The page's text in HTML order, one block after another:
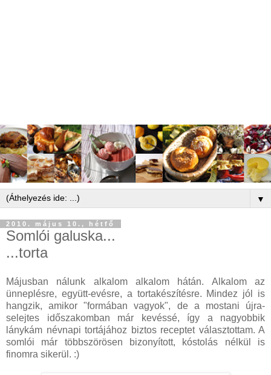
▼
2010. május 10., hétfő
Somlói galuska...
...torta
Májusban nálunk alkalom alkalom hátán. Alkalom az
ünneplésre, együtt-evésre, a tortakészítésre. Mindez jól is
hangzik, amikor "formában vagyok", de a mostani újra-
selejtes időszakomban már kevéssé, így a nagyobbik
lánykám névnapi tortájához biztos receptet választottam. A
somlói már többszörösen bizonyított, kóstolás nélkül is
finomra sikerül. :)